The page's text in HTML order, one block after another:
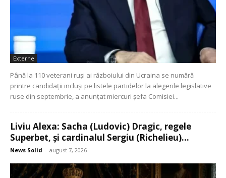
Externe
Până la 110 veterani ruşi ai războiului din Ucraina se numără
printre candidaţii incluşi pe listele partidelor la alegerile legislative
ruse din septembrie, a anunţat miercuri şefa Comisiei...
Liviu Alexa: Sacha (Ludovic) Dragic, regele
Superbet, şi cardinalul Sergiu (Richelieu)...
News Solid - august 7, 2026